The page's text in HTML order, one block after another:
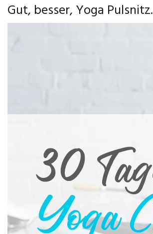
Gut, besser, Yoga Pulsnitz.